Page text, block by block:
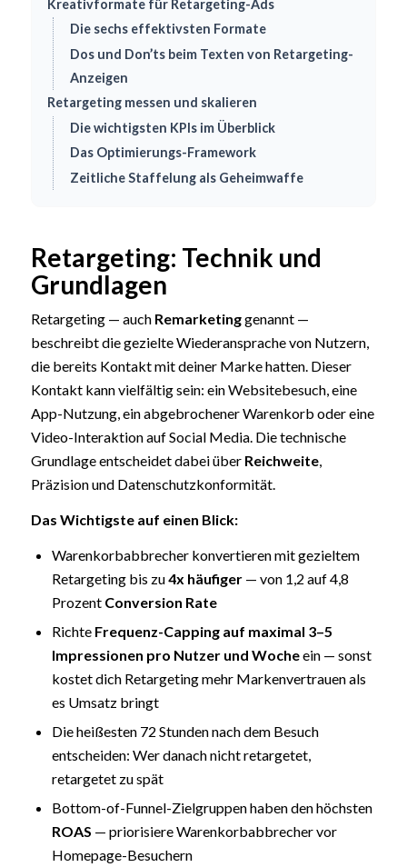
Kreativformate für Retargeting-Ads
Die sechs effektivsten Formate
Dos und Don’ts beim Texten von Retargeting-
Anzeigen
Retargeting messen und skalieren
Die wichtigsten KPIs im Überblick
Das Optimierungs-Framework
Zeitliche Staffelung als Geheimwaffe
Retargeting: Technik und
Grundlagen
Retargeting — auch Remarketinggenannt —
beschreibt die gezielte Wiederansprache von Nutzern,
die bereits Kontakt mit deiner Marke hatten. Dieser
Kontakt kann vielfältig sein: ein Websitebesuch, eine
App-Nutzung, ein abgebrochener Warenkorb oder eine
Video-Interaktion auf Social Media. Die technische
Grundlage entscheidet dabei über Reichweite,
Präzision und Datenschutzkonformität.
Das Wichtigste auf einen Blick:
Warenkorbabbrecher konvertieren mit gezieltem
Retargeting bis zu4x häufiger— von 1,2 auf 4,8
Prozent Conversion Rate
Richte Frequenz-Capping auf maximal 3–5
Impressionen pro Nutzer und Wocheein — sonst
kostet dich Retargeting mehr Markenvertrauen als
es Umsatz bringt
Die heißesten 72 Stunden nach dem Besuch
entscheiden: Wer danach nicht retargetet,
retargetet zu spät
Bottom-of-Funnel-Zielgruppen haben den höchsten
ROAS — priorisiere Warenkorbabbrecher vor
Homepage-Besuchern